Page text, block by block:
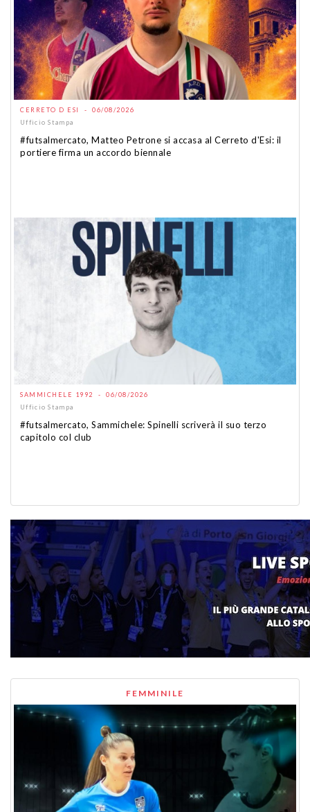
CERRETO D ESI - 06/08/2026
Ufficio Stampa
#futsalmercato, Matteo Petrone si accasa al Cerreto d'Esi: il
portiere firma un accordo biennale
SAMMICHELE 1992 - 06/08/2026
Ufficio Stampa
#futsalmercato, Sammichele: Spinelli scriverà il suo terzo
capitolo col club
FEMMINILE